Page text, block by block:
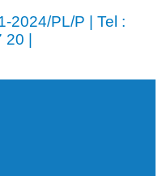
2024/PL/P | Tel :
20 |